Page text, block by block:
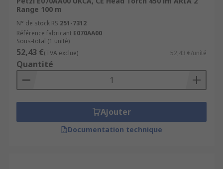
Range 100 m
N° de stock RS 251-7312
Référence fabricant E070AA00
Sous-total (1 unité)
52,43 €(TVA exclue) 52,43 €/unité
Quantité
Ajouter
Documentation technique